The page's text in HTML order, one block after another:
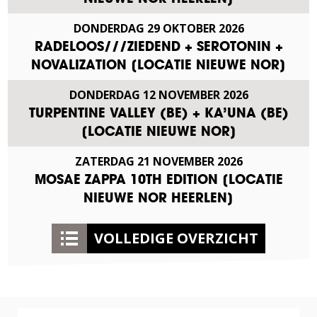
DONDERDAG 29 OKTOBER 2026
RADELOOS///ZIEDEND + SEROTONIN +
NOVALIZATION [LOCATIE NIEUWE NOR]
DONDERDAG 12 NOVEMBER 2026
TURPENTINE VALLEY (BE) + KA’UNA (BE)
[LOCATIE NIEUWE NOR]
ZATERDAG 21 NOVEMBER 2026
MOSAE ZAPPA 10TH EDITION [LOCATIE
NIEUWE NOR HEERLEN]
VOLLEDIGE OVERZICHT